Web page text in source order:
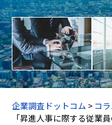
企業調査ドットコム > コ
「昇進人事に際する従業